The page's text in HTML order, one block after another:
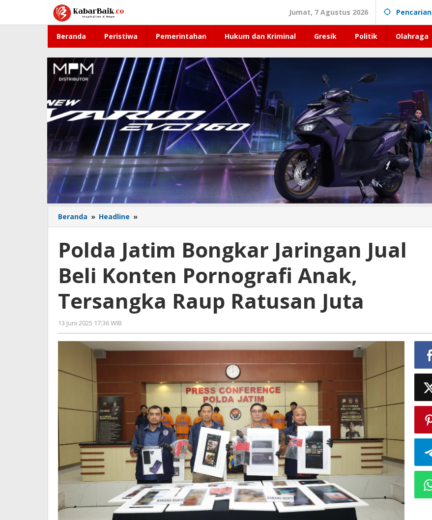
konten
Jumat, 7 Agustus 2026 Pencarian
Beranda Peristiwa Pemerintahan Hukum dan Kriminal Gresik Politik Olahraga
Beranda » Headline »
Jatim
Jaringan
Jual
Beli
Konten
Anak,
Tersangka
Juta
Polda Jatim Bongkar Jaringan Jual
Beli Konten Pornografi Anak,
Tersangka Raup Ratusan Juta
13 Juni 2025 17:36 WIB
Gagah
Saputra